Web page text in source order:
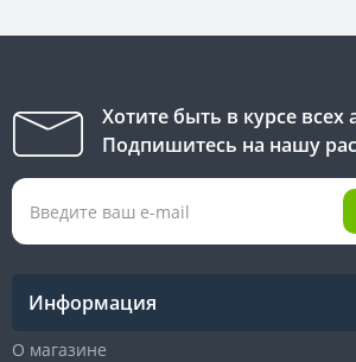
Хотите быть в курсе всех
Подпишитесь на нашу
Информация
О магазине